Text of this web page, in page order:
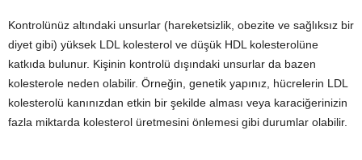
Kontrolünüz altındaki unsurlar (hareketsizlik, obezite ve sağlıksız bir
diyet gibi) yüksek LDL kolesterol ve düşük HDL kolesterolüne
katkıda bulunur. Kişinin kontrolü dışındaki unsurlar da bazen
kolesterole neden olabilir. Örneğin, genetik yapınız, hücrelerin LDL
kolesterolü kanınızdan etkin bir şekilde alması veya karaciğerinizin
fazla miktarda kolesterol üretmesini önlemesi gibi durumlar olabilir.